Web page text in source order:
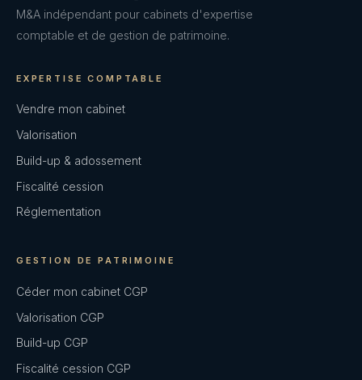
M&A indépendant pour cabinets d'expertise
comptable et de gestion de patrimoine.
EXPERTISE COMPTABLE
Vendre mon cabinet
Valorisation
Build-up & adossement
Fiscalité cession
Réglementation
GESTION DE PATRIMOINE
Céder mon cabinet CGP
Valorisation CGP
Build-up CGP
Fiscalité cession CGP